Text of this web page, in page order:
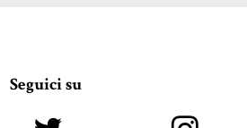
Seguici su